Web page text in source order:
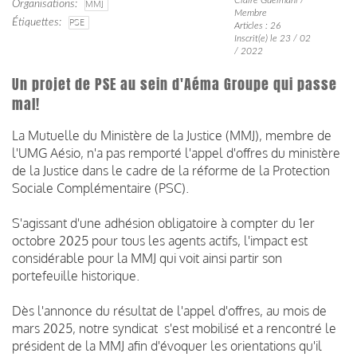
Organisations
MMJ
Étiquettes
PSE
Membre
Articles : 26
Inscrit(e) le 23 / 02
/ 2022
Un projet de PSE au sein d'Aéma Groupe qui passe
mal!
La Mutuelle du Ministère de la Justice (MMJ), membre de
l'UMG Aésio, n'a pas remporté l'appel d'offres du ministère
de la Justice dans le cadre de la réforme de la Protection
Sociale Complémentaire (PSC).
S'agissant d'une adhésion obligatoire à compter du 1er
octobre 2025 pour tous les agents actifs, l'impact est
considérable pour la MMJ qui voit ainsi partir son
portefeuille historique.
Dès l'annonce du résultat de l'appel d'offres, au mois de
mars 2025, notre syndicat s'est mobilisé et a rencontré le
président de la MMJ afin d'évoquer les orientations qu'il